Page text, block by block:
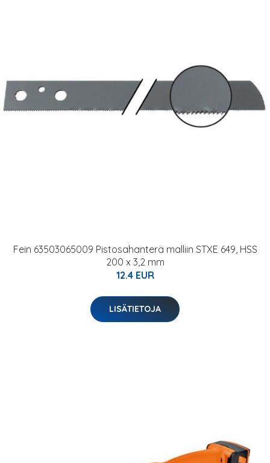
Fein 63503065009 Pistosahanterä malliin STXE 649, HSS
200 x 3,2 mm
12.4 EUR
LISÄTIETOJA